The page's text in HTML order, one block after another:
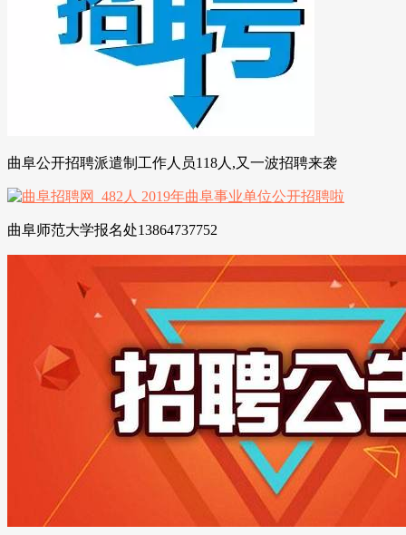
曲阜公开招聘派遣制工作人员118人,又一波招聘来袭
曲阜师范大学报名处13864737752